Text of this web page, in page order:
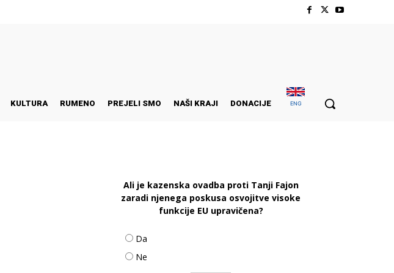
KULTURA RUMENO PREJELI SMO NAŠI KRAJI DONACIJE ENG
Ali je kazenska ovadba proti Tanji Fajon
zaradi njenega poskusa osvojitve visoke
funkcije EU upravičena?
Da
Ne